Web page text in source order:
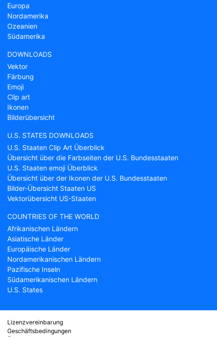
Europa
Nordamerika
Ozeanien
Südamerika
DOWNLOADS
Vektor
Färbung
Emoji
Clip art
Ikonen
Bilderübersicht
U.S. STATES DOWNLOADS
U.S. Staaten Clip Art Überblick
Übersicht über die Farbseiten der U.S. Bundesstaaten
U.S. Staaten emoji Überblick
Übersicht über der Ikonen der U.S. Bundesstaaten
Bilder-Übersicht Staaten US
Vektorübersicht US-Staaten
COUNTRIES OF THE WORLD
Afrikanischen Ländern
Asiatische Länder
Europäische Länder
Nordamerikanischen Ländern
Pazifische Inseln
Südamerikanischen Ländern
U.S. States
Lizenzvereinbarung
Geschäftsbedingungen